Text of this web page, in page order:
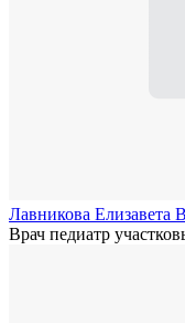
Лавникова Елизавета
Врач педиатр